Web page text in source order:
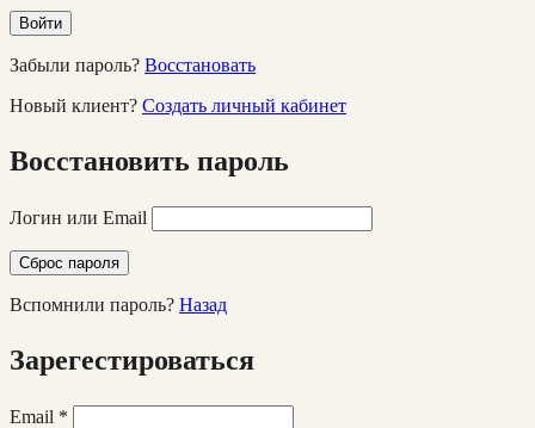
Войти
Забыли пароль? Восстановать
Новый клиент? Создать личный кабинет
Восстановить пароль
Логин или Email
Сброс пароля
Вспомнили пароль? Назад
Зарегестироваться
Email *